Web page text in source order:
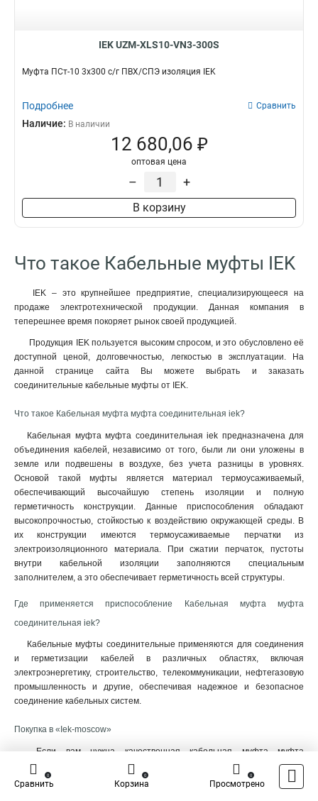
IEK UZM-XLS10-VN3-300S
Муфта ПСт-10 3х300 с/г ПВХ/СПЭ изоляция IEK
Подробнее Сравнить
Наличие: В наличии
12 680,06 ₽
оптовая цена
– +
В корзину
Что такое Кабельные муфты IEK
IEK – это крупнейшее предприятие, специализирующееся на
продаже электротехнической продукции. Данная компания в
теперешнее время покоряет рынок своей продукцией.
Продукция IEK пользуется высоким спросом, и это обусловлено её
доступной ценой, долговечностью, легкостью в эксплуатации. На
данной странице сайта Вы можете выбрать и заказать
соединительные кабельные муфты от IEK.
Что такое Кабельная муфта муфта соединительная iek?
Кабельная муфта муфта соединительная iek предназначена для
объединения кабелей, независимо от того, были ли они уложены в
земле или подвешены в воздухе, без учета разницы в уровнях.
Основой такой муфты является материал термоусаживаемый,
обеспечивающий высочайшую степень изоляции и полную
герметичность конструкции. Данные приспособления обладают
высокопрочностью, стойкостью к воздействию окружающей среды. В
их конструкции имеются термоусаживаемые перчатки из
электроизоляционного материала. При сжатии перчаток, пустоты
внутри кабельной изоляции заполняются специальным
заполнителем, а это обеспечивает герметичность всей структуры.
Где применяется приспособление Кабельная муфта муфта
соединительная iek?
Кабельные муфты соединительные применяются для соединения
и герметизации кабелей в различных областях, включая
электроэнергетику, строительство, телекоммуникации, нефтегазовую
промышленность и другие, обеспечивая надежное и безопасное
соединение кабельных систем.
Покупка в «Iek-moscow»
Если вам нужна качественная кабельная муфта муфта
соединительная купить её Вы можете в «Iek-moscow» на выгодных
условиях. При заказе изделия у нас, Вы получите:
Сравнить
0
Корзина
0
Просмотрено
0